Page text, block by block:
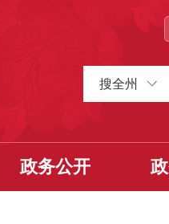
搜全州
政务公开